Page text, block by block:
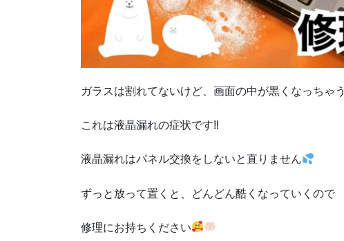
ガラスは割れてないけど、画面の中が黒くなっちゃう
これは液晶漏れの症状です‼︎
液晶漏れはパネル交換をしないと直りません
ずっと放って置くと、どんどん酷くなっていくので
修理にお持ちください